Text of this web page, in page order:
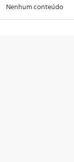
Nenhum conteúdo